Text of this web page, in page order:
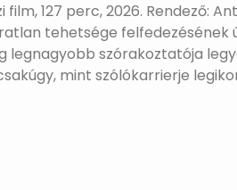
127 perc, 2026. Rendező:
tehetsége
legnagyobb szórakoztatója
mint szólókarrierje